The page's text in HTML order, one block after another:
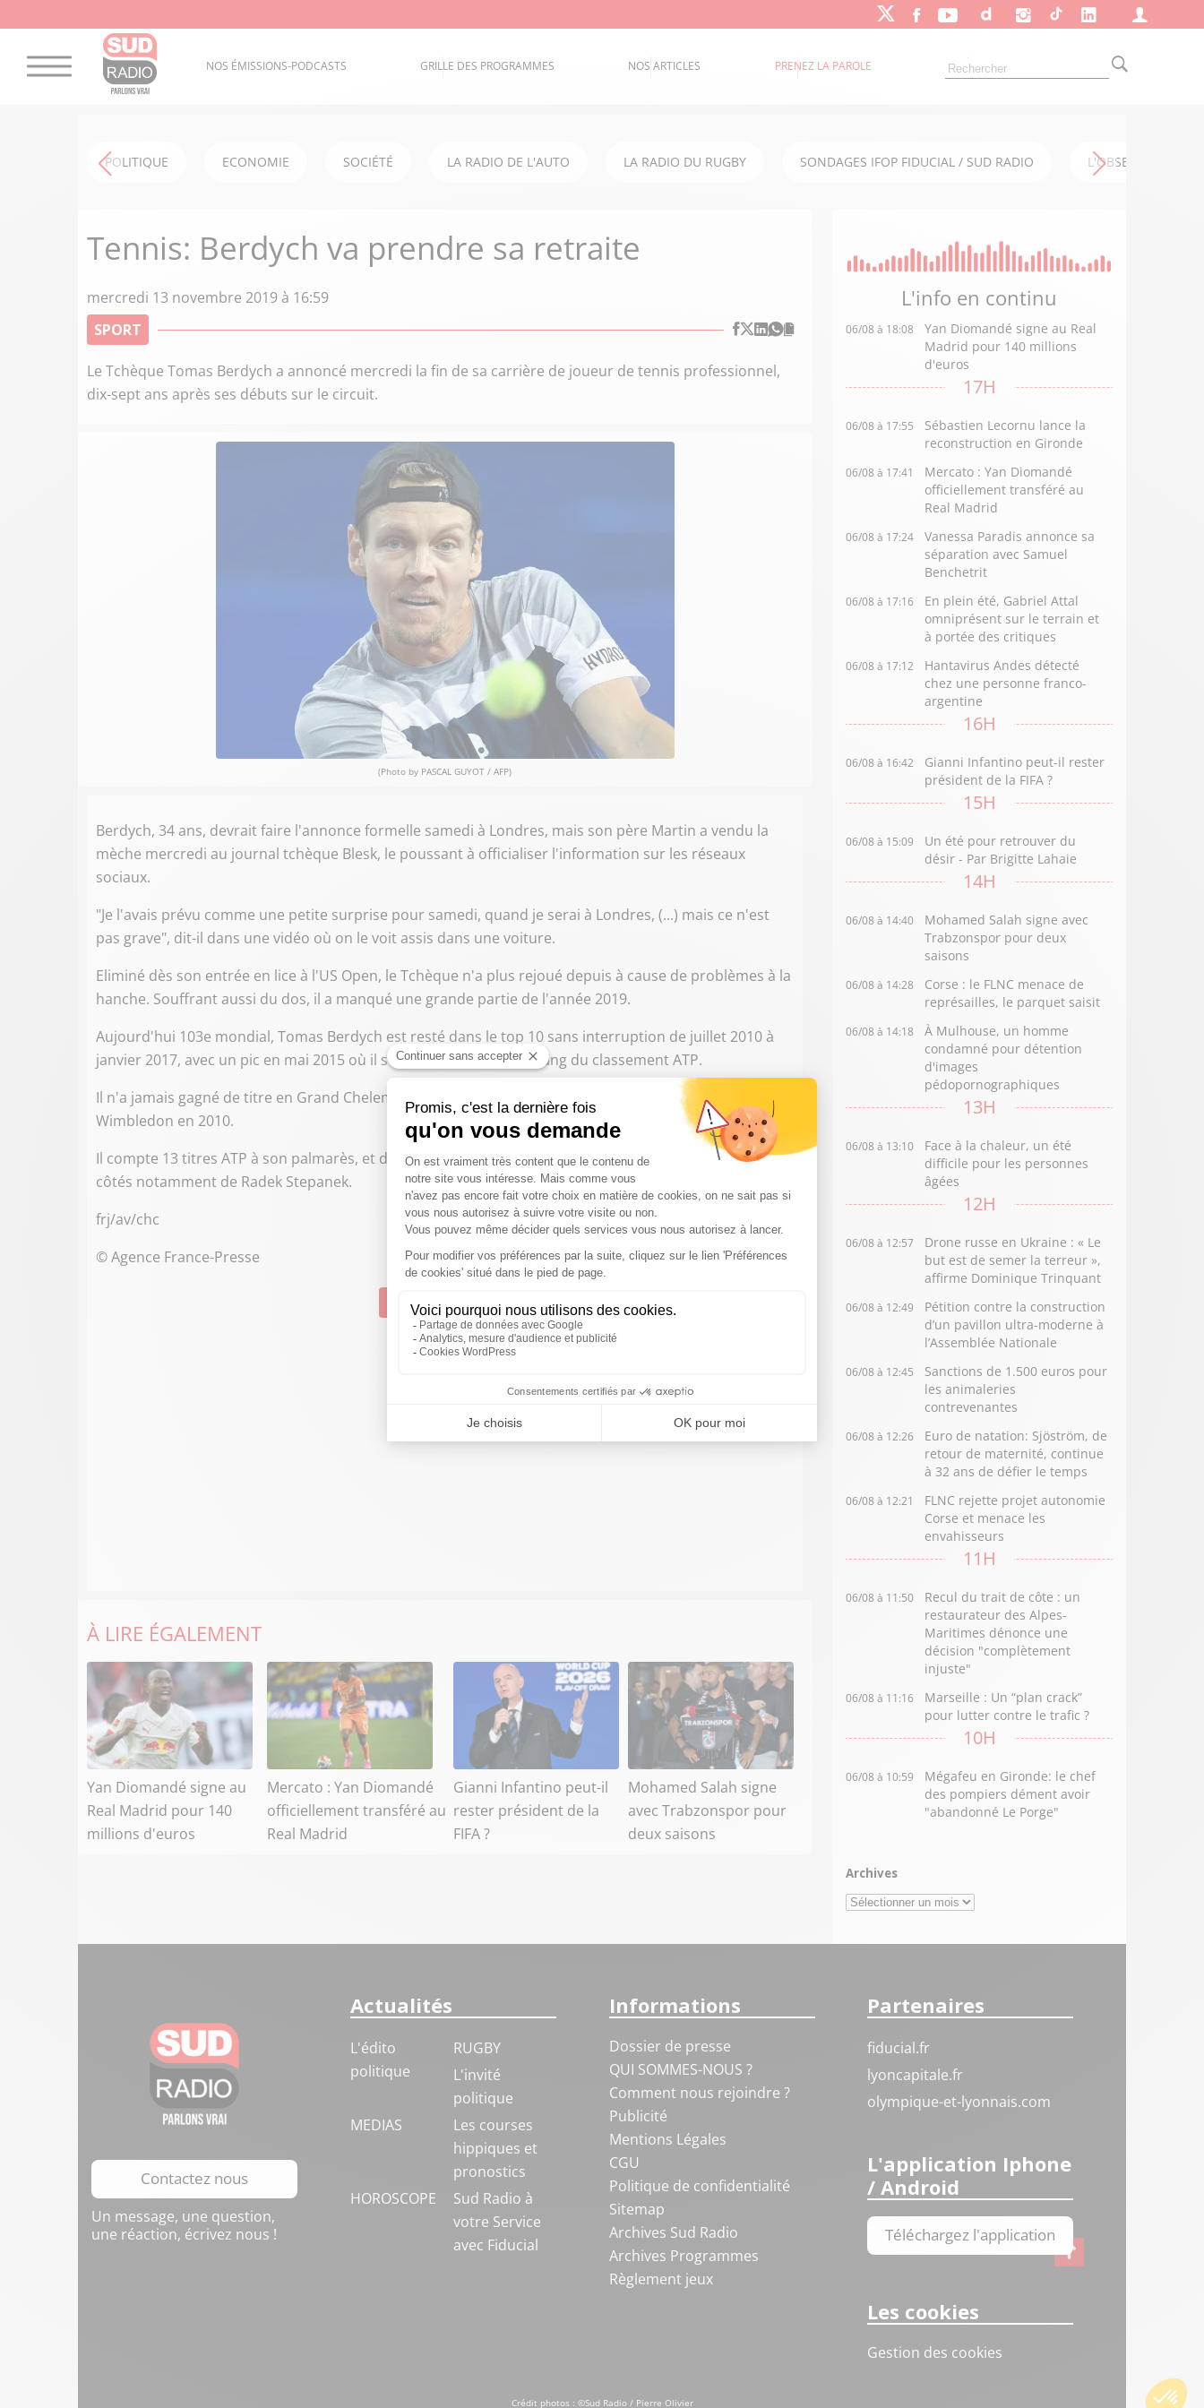
NOS ÉMISSIONS-PODCASTS GRILLE DES PROGRAMMES NOS ARTICLES PRENEZ LA PAROLE
POLITIQUE ECONOMIE SOCIÉTÉ LA RADIO DE L'AUTO LA RADIO DU RUGBY SONDAGES IFOP FIDUCIAL / SUD RADIO L'OBSERVATOIRE
Tennis: Berdych va prendre sa retraite
mercredi 13 novembre 2019 à 16:59
SPORT
Le Tchèque Tomas Berdych a annoncé mercredi la fin de sa carrière de joueur de tennis professionnel,
dix-sept ans après ses débuts sur le circuit.
(Photo by PASCAL GUYOT / AFP)
Berdych, 34 ans, devrait faire l'annonce formelle samedi à Londres, mais son père Martin a vendu la
mèche mercredi au journal tchèque Blesk, le poussant à officialiser l'information sur les réseaux
sociaux.
"Je l'avais prévu comme une petite surprise pour samedi, quand je serai à Londres, (...) mais ce n'est
pas grave", dit-il dans une vidéo où on le voit assis dans une voiture.
Eliminé dès son entrée en lice à l'US Open, le Tchèque n'a plus rejoué depuis à cause de problèmes à la
hanche. Souffrant aussi du dos, il a manqué une grande partie de l'année 2019.
Aujourd'hui 103e mondial, Tomas Berdych est resté dans le top 10 sans interruption de juillet 2010 à
janvier 2017, avec un pic en mai 2015 où il s'est hissé jusqu'au 4e rang du classement ATP.
Il n'a jamais gagné de titre en Grand Chelem, où sa meilleure performance a été une finale à
Wimbledon en 2010.
Il compte 13 titres ATP à son palmarès, et deux Saladier d'argent en Coupe Davis, en 2012 et 2013 aux
côtés notamment de Radek Stepanek.
frj/av/chc
© Agence France-Presse
Suivre Sud Radio
À LIRE ÉGALEMENT
Yan Diomandé signe au
Real Madrid pour 140
millions d'euros
Mercato : Yan Diomandé
officiellement transféré au
Real Madrid
Gianni Infantino peut-il
rester président de la
FIFA ?
Mohamed Salah signe
avec Trabzonspor pour
deux saisons
L'info en continu
06/08 à 18:08
Yan Diomandé signe au Real
Madrid pour 140 millions
d'euros
17H
06/08 à 17:55
Sébastien Lecornu lance la
reconstruction en Gironde
06/08 à 17:41
Mercato : Yan Diomandé
officiellement transféré au
Real Madrid
06/08 à 17:24
Vanessa Paradis annonce sa
séparation avec Samuel
Benchetrit
06/08 à 17:16
En plein été, Gabriel Attal
omniprésent sur le terrain et
à portée des critiques
06/08 à 17:12
Hantavirus Andes détecté
chez une personne franco-
argentine
16H
06/08 à 16:42
Gianni Infantino peut-il rester
président de la FIFA ?
15H
06/08 à 15:09
Un été pour retrouver du
désir - Par Brigitte Lahaie
14H
06/08 à 14:40
Mohamed Salah signe avec
Trabzonspor pour deux
saisons
06/08 à 14:28
Corse : le FLNC menace de
représailles, le parquet saisit
06/08 à 14:18
À Mulhouse, un homme
condamné pour détention
d'images
pédopornographiques
13H
06/08 à 13:10
Face à la chaleur, un été
difficile pour les personnes
âgées
12H
06/08 à 12:57
Drone russe en Ukraine : « Le
but est de semer la terreur »,
affirme Dominique Trinquant
06/08 à 12:49
Pétition contre la construction
d’un pavillon ultra-moderne à
l’Assemblée Nationale
06/08 à 12:45
Sanctions de 1.500 euros pour
les animaleries
contrevenantes
06/08 à 12:26
Euro de natation: Sjöström, de
retour de maternité, continue
à 32 ans de défier le temps
06/08 à 12:21
FLNC rejette projet autonomie
Corse et menace les
envahisseurs
11H
06/08 à 11:50
Recul du trait de côte : un
restaurateur des Alpes-
Maritimes dénonce une
décision "complètement
injuste"
06/08 à 11:16
Marseille : Un “plan crack”
pour lutter contre le trafic ?
10H
06/08 à 10:59
Mégafeu en Gironde: le chef
des pompiers dément avoir
"abandonné Le Porge"
Archives
Archives
Contactez nous
Un message, une question,
une réaction, écrivez nous !
Actualités
L'édito
politique
RUGBY
L'invité
politique
MEDIAS
Les courses
hippiques et
pronostics
HOROSCOPE
Sud Radio à
votre Service
avec Fiducial
Informations
Dossier de presse
QUI SOMMES-NOUS ?
Comment nous rejoindre ?
Publicité
Mentions Légales
CGU
Politique de confidentialité
Sitemap
Archives Sud Radio
Archives Programmes
Règlement jeux
Partenaires
fiducial.fr
lyoncapitale.fr
olympique-et-lyonnais.com
L'application Iphone
/ Android
Téléchargez l'application
Les cookies
Gestion des cookies
Crédit photos : ©Sud Radio / Pierre Olivier